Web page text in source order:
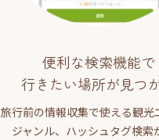
便利な検索機能で
行きたい場所が見つ
旅行前の情報収集で使える観光
ジャンル、ハッシュタグ検索